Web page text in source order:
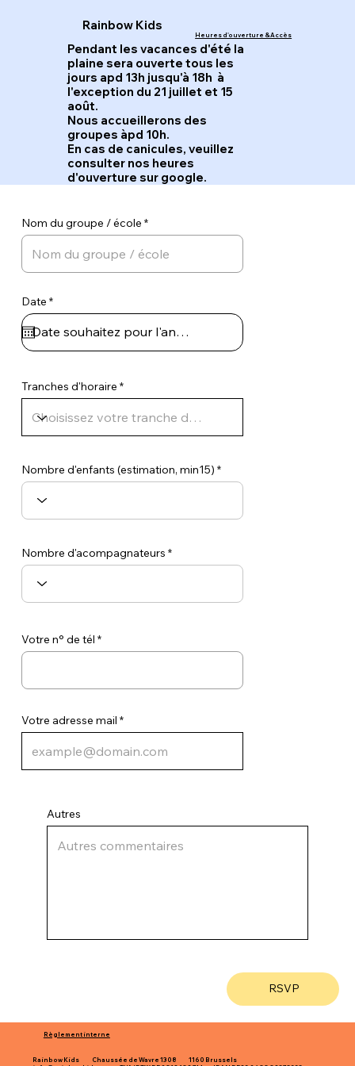
Rainbow Kids
Pendant les vacances d'été la
plaine sera ouverte tous les
jours apd 13h jusqu'à 18h à
l'exception du 21 juillet et 15
août.
Nous accueillerons des
groupes àpd 10h.
En cas de canicules, veuillez
consulter nos heures
d'ouverture sur google.
Heures d'ouverture & Accès
Date *r
e
u
r
Tranches d'horaire
Nombre d'enfants (estimation, min15)
Nombre d'acompagnateurs
Votre n° de tél
Votre adresse mail
RSVP
Nom du groupe / école
Autres
Règlement interne
Rainbow Kids Chaussée de Wavre 1308 1160 Brussels